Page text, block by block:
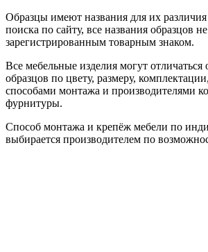
Образцы имеют названия для их
поиска по сайту, все названия образцов
зарегистрированным товарным знаком.
Все мебельные изделия могут отличаться
образцов по цвету, размеру,
способами монтажа и производителями
фурнитуры.
Способ монтажа и крепёж мебели по
выбирается производителем по